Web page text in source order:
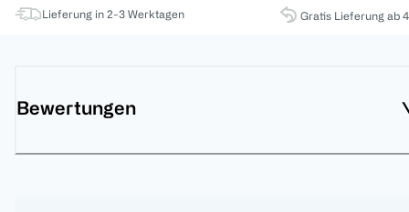
Lieferung in 2-3 Werktagen Gratis Lieferung ab
Bewertungen